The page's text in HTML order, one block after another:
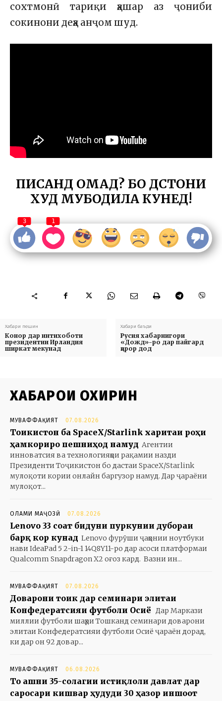
сохтмонӣ тариқи ҳашар аз ҷониби
сокинони деҳа анҷом шуд.
ПИСАНД ОМАД? БО ДӮСТОНИ
ХУД МУБОДИЛА КУНЕД!
3 1
Хабари пешин
Конор дар интихоботи
президентии Ирландия
ширкат мекунад
Хабари баъди
Русия хабарнигори
«Дожд»-ро дар пайгард
қарор дод
ХАБАРҲОИ ОХИРИН
МУВАФФАҚИЯТ 07.08.2026
Тоҷикистон ба SpaceX/Starlink харитаи роҳи
ҳамкориро пешниҳод намуд Агентии
инноватсия ва технологияҳои рақамии назди
Президенти Тоҷикистон бо дастаи SpaceX/Starlink
мулоқоти кории онлайн баргузор намуд. Дар ҷараёни
мулоқот...
ОЛАМИ МАҶОЗӢ 07.08.2026
Lenovo 33 соат бидуни пуркунии дубораи
барқ кор кунад Lenovo фурӯши ҷаҳонии ноутбуки
нави IdeaPad 5 2-in-1 14Q8Y11-ро дар асоси платформаи
Qualcomm Snapdragon X2 оғоз кард. Вазни ин...
МУВАФФАҚИЯТ 07.08.2026
Доварони тоҷик дар семинари элитаи
Конфедератсияи футболи Осиё Дар Маркази
миллии футболи шаҳри Тошканд семинари доварони
элитаи Конфедератсияи футболи Осиё ҷараён дорад,
ки дар он 92 довар...
МУВАФФАҚИЯТ 06.08.2026
То ҷашни 35-солагии истиқлоли давлат дар
саросари кишвар ҳудуди 30 ҳазор иншоот